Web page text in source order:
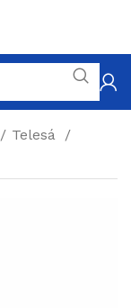
Telesá